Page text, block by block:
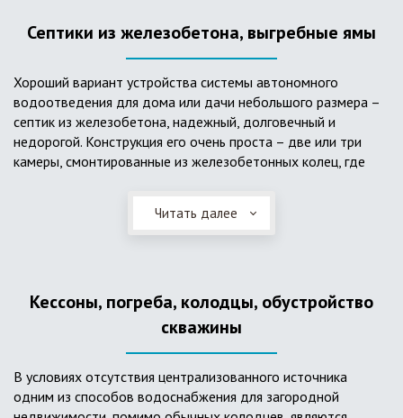
Септики из железобетона, выгребные ямы
Хороший вариант устройства системы автономного
водоотведения для дома или дачи небольшого размера –
септик из железобетона, надежный, долговечный и
недорогой. Конструкция его очень проста – две или три
камеры, смонтированные из железобетонных колец, где
слой дренажа, устроенный из щебня и песка. Для септика
требуется только очищение через определенное время
большую прочность по сравнению с пластиковыми
Читать далее
Кессоны, погреба, колодцы, обустройство
скважины
В условиях отсутствия централизованного источника
одним из способов водоснабжения для загородной